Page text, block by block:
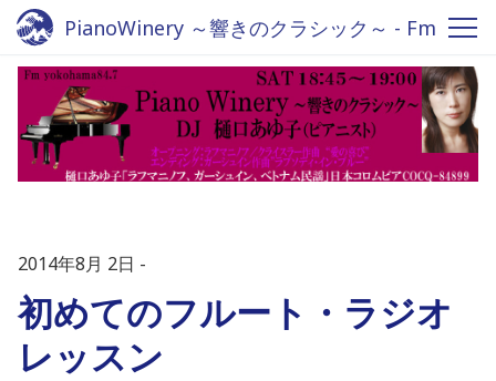
PianoWinery ～響きのクラシック～ - Fm
yokohama 84.7
2014年8月 2日
初めてのフルート・ラジオ
レッスン